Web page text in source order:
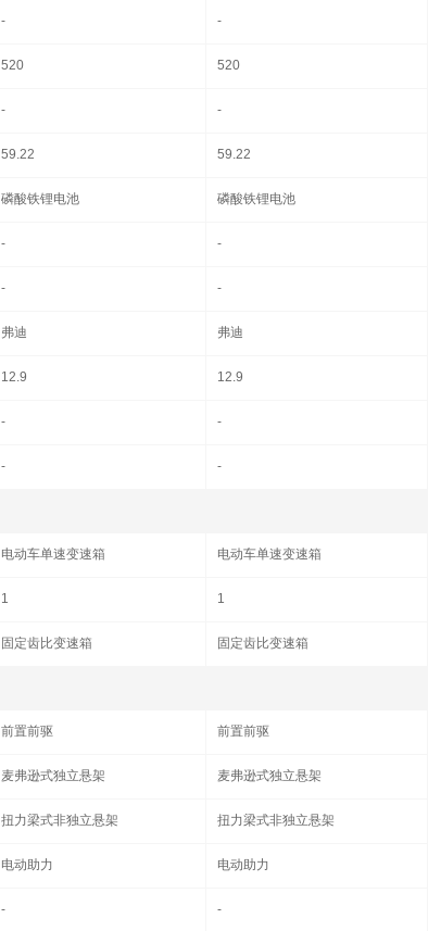
- -
520 520
- -
59.22 59.22
磷酸铁锂电池 磷酸铁锂电池
- -
- -
弗迪 弗迪
12.9 12.9
- -
- -
电动车单速变速箱 电动车单速变速箱
1 1
固定齿比变速箱 固定齿比变速箱
前置前驱 前置前驱
麦弗逊式独立悬架 麦弗逊式独立悬架
扭力梁式非独立悬架 扭力梁式非独立悬架
电动助力 电动助力
- -